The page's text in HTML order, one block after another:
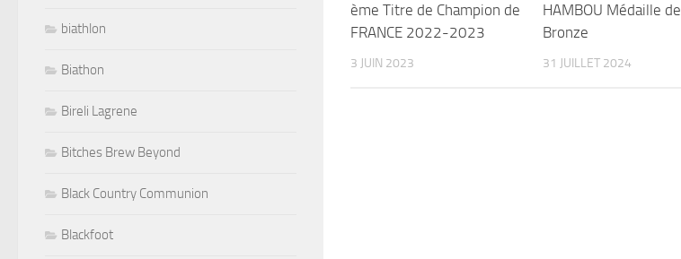
ème Titre de Champion de
FRANCE 2022-2023
3 JUIN 2023
HAMBOU Médaille de
Bronze
31 JUILLET 2024
biathlon
Biathon
Bireli Lagrene
Bitches Brew Beyond
Black Country Communion
Blackfoot